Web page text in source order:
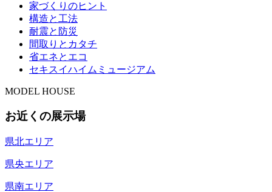
家づくりのヒント
構造と工法
耐震と防災
間取りとカタチ
省エネとエコ
セキスイハイムミュージアム
MODEL HOUSE
お近くの展示場
県北エリア
県央エリア
県南エリア